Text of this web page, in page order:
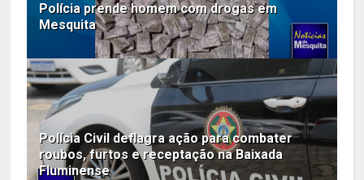
Polícia prende homem com drogas em
Mesquita
Polícia Civil deflagra ação para combater
roubos, furtos e receptação na Baixada
Fluminense